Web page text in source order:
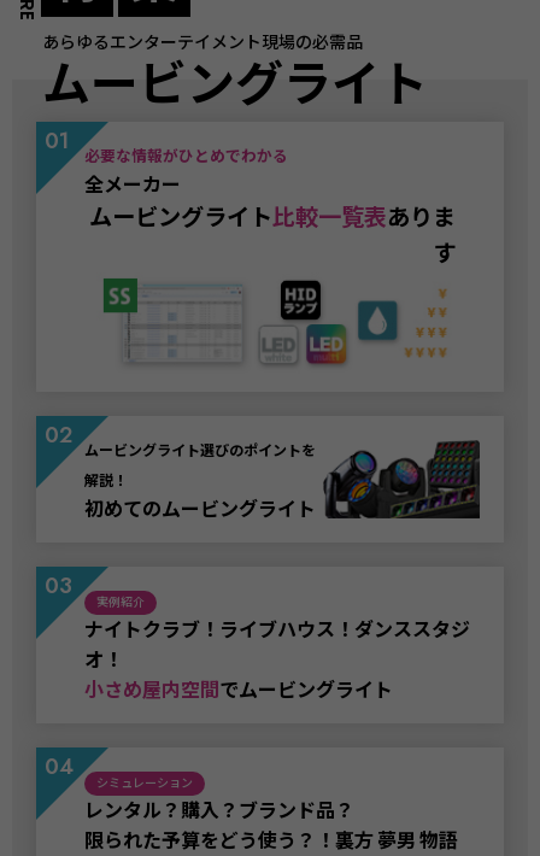
あらゆるエンターテイメント現場の必需品
ムービングライト
必要な情報がひとめでわかる
全メーカー
ムービングライト比較一覧表ありま
す
ムービングライト選びのポイントを
解説！
初めてのムービングライト
実例紹介
ナイトクラブ！ライブハウス！ダンススタジ
オ！
小さめ屋内空間でムービングライト
シミュレーション
レンタル？購入？ブランド品？
限られた予算をどう使う？！裏方 夢男 物語